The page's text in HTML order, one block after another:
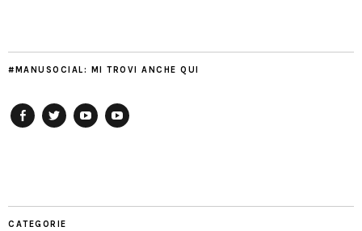
#MANUSOCIAL: MI TROVI ANCHE QUI
CATEGORIE